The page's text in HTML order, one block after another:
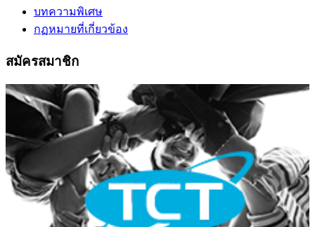
บทความพิเศษ
กฏหมายที่เกี่ยวข้อง
สมัครสมาชิก